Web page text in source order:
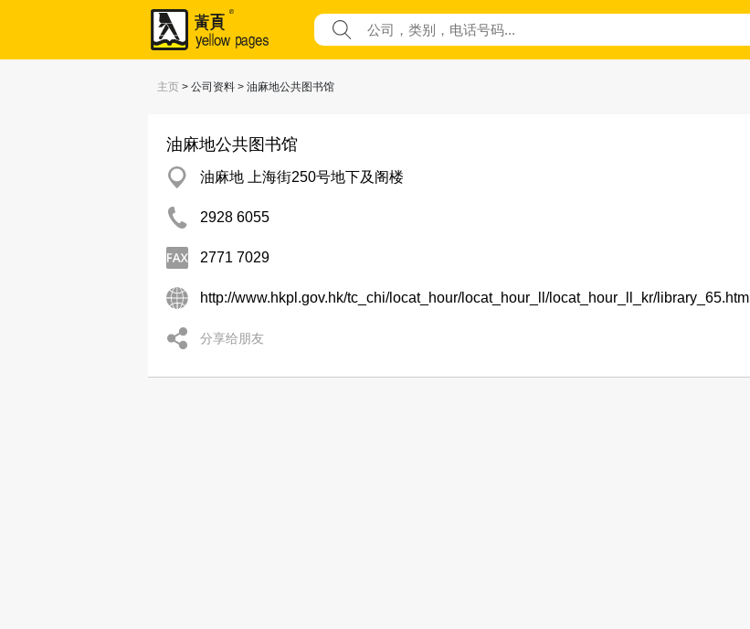
主页 > 公司资料 > 油麻地公共图书馆
油麻地公共图书馆
油麻地 上海街250号地下及阁楼
2928 6055
2771 7029
http://www.hkpl.gov.hk/tc_chi/locat_hour/locat_hour_ll/locat_hour_ll_kr/library_65.html
分享给朋友